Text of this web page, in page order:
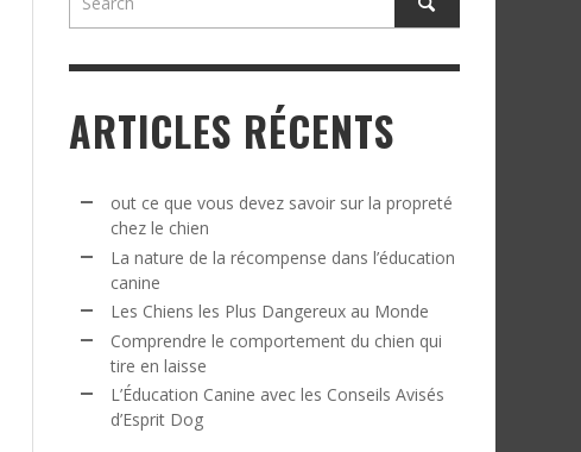
ARTICLES RÉCENTS
out ce que vous devez savoir sur la propreté
chez le chien
La nature de la récompense dans l’éducation
canine
Les Chiens les Plus Dangereux au Monde
Comprendre le comportement du chien qui
tire en laisse
L’Éducation Canine avec les Conseils Avisés
d’Esprit Dog